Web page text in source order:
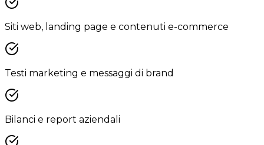
Siti web, landing page e contenuti e-commerce
Testi marketing e messaggi di brand
Bilanci e report aziendali